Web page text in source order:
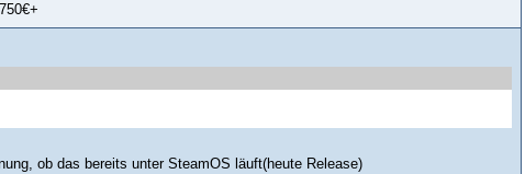
ob das bereits unter SteamOS läuft(heute Release)